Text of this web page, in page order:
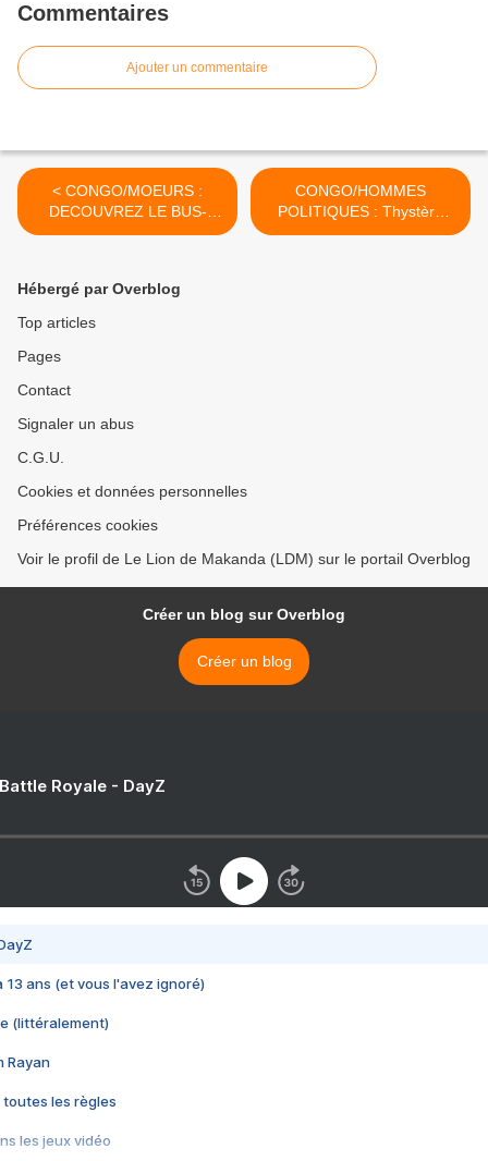
Commentaires
Ajouter un commentaire
< CONGO/MOEURS :
DECOUVREZ LE BUS-
BORDEL DE SASSOU A
CONGO/HOMMES
POLITIQUES : Thystère
Tchicaya est mort le 20 juin
Hébergé par Overblog
Top articles
Pages
Contact
Signaler un abus
C.G.U.
Cookies et données personnelles
Préférences cookies
Voir le profil de Le Lion de Makanda (LDM) sur le portail Overblog
Créer un blog sur Overblog
Créer un blog
Royale - DayZ
13 ans (et vous l'avez ignoré)
(littéralement)
Rayan
toutes les règles
les jeux vidéo